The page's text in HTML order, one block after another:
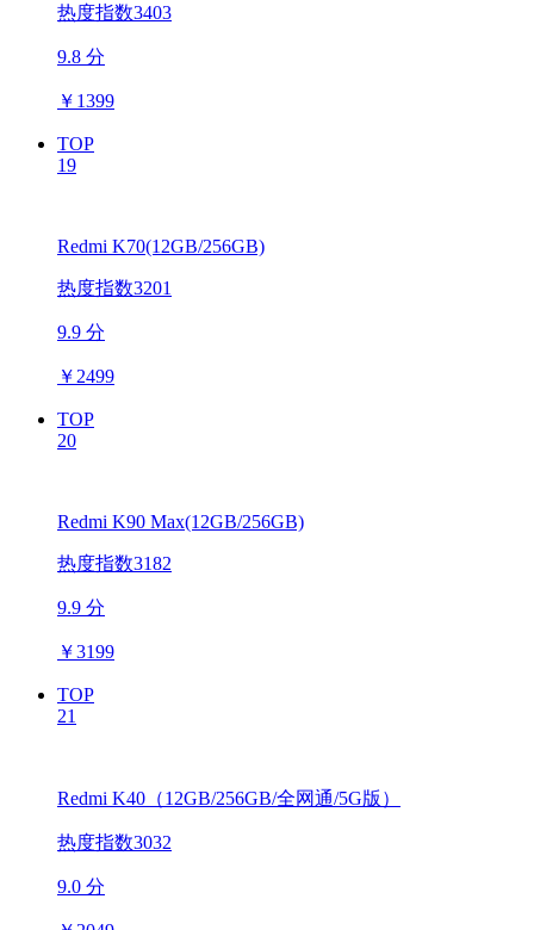
热度指数3403
9.8 分
￥ 1399
TOP
19
Redmi K70(12GB/256GB)
热度指数3201
9.9 分
￥ 2499
TOP
20
Redmi K90 Max(12GB/256GB)
热度指数3182
9.9 分
￥3199
TOP
21
Redmi K40（12GB/256GB/全网通/5G版）
热度指数3032
9.0 分